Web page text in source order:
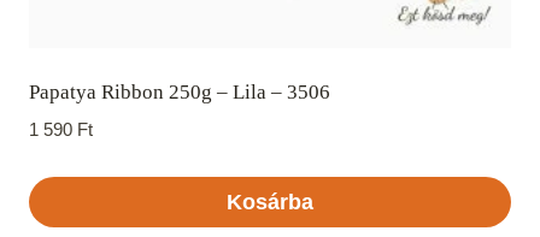
Papatya Ribbon 250g – Lila – 3506
1 590 Ft
Kosárba